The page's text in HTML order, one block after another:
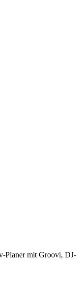
Planer mit Groovi, DJ-